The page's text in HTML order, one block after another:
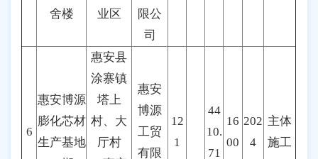
舍楼
业区
限公
司
6
惠安博源
膨化芯材
生产基地
惠安县
涂寨镇
塔上
村、大
厅村
惠安
博源
工贸
有限
12
1
44
10.
71
16
00
202
4
主体
施工